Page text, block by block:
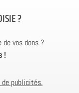
?
vos dons ?
!
de publicités.